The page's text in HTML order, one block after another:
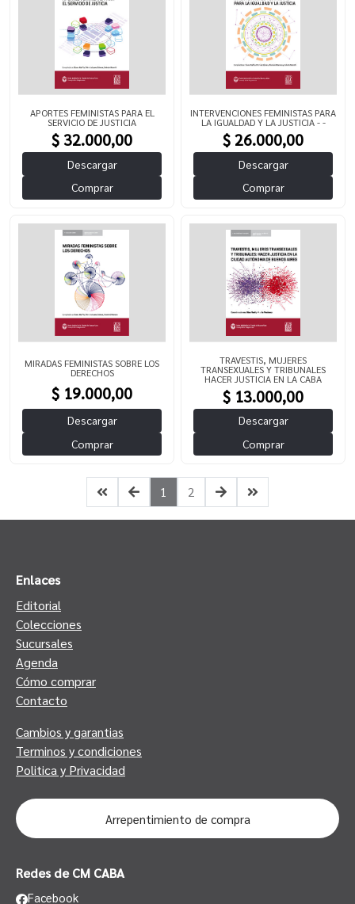
APORTES FEMINISTAS PARA EL
SERVICIO DE JUSTICIA
$ 32.000,00
Descargar
Comprar
INTERVENCIONES FEMINISTAS PARA
LA IGUALDAD Y LA JUSTICIA - -
$ 26.000,00
Descargar
Comprar
MIRADAS FEMINISTAS SOBRE LOS
DERECHOS
$ 19.000,00
Descargar
Comprar
TRAVESTIS, MUJERES
TRANSEXUALES Y TRIBUNALES
HACER JUSTICIA EN LA CABA
$ 13.000,00
Descargar
Comprar
1 2
Enlaces
Editorial
Colecciones
Sucursales
Agenda
Cómo comprar
Contacto
Cambios y garantias
Terminos y condiciones
Politica y Privacidad
Arrepentimiento de compra
Redes de CM CABA
Facebook